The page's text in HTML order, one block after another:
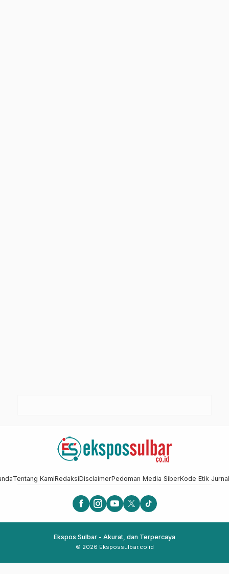
Tentang KamiRedaksiDisclaimerPedoman Media SiberKode Etik
Ekspos Sulbar - Akurat, dan Terpercaya
© 2026 Ekspossulbar.co.id